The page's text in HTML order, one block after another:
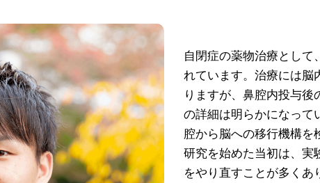
自閉症の薬物治療として
れています。治療には脳
りますが、鼻腔内投与
の詳細は明らかになって
腔から脳への移行機構を
研究を始めた当初は、実
をやり直すことが多くあ